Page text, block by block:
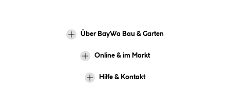
Über BayWa Bau & Garten
Online & im Markt
Hilfe & Kontakt